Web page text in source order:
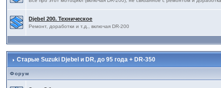
Djebel 200. Техническое
Ремонт, доработки и т.д., включая DR-200
Старые Suzuki Djebel и DR, до 95 года + DR-350
Форум